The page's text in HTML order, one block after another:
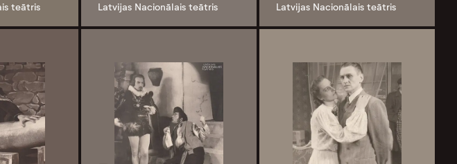
teātris Latvijas Nacionālais teātris Latvijas Nacionālais teātris